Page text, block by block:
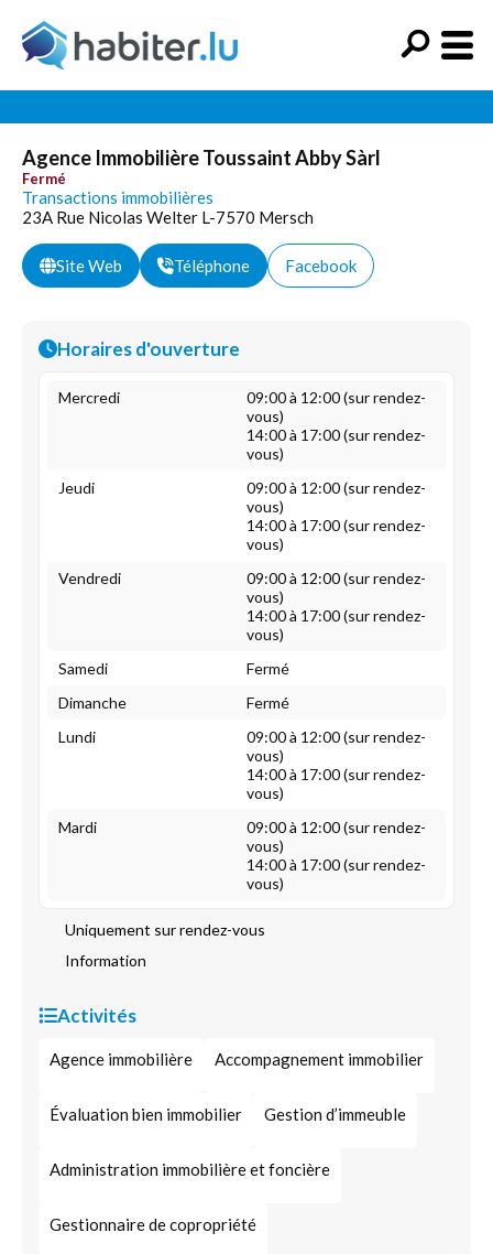
Agence Immobilière Toussaint Abby Sàrl
Fermé
Transactions immobilières
23A Rue Nicolas Welter L-7570 Mersch
Site Web Téléphone Facebook
Horaires d'ouverture
Mercredi
09:00 à 12:00 (sur rendez-
vous)
14:00 à 17:00 (sur rendez-
vous)
Jeudi
09:00 à 12:00 (sur rendez-
vous)
14:00 à 17:00 (sur rendez-
vous)
Vendredi
09:00 à 12:00 (sur rendez-
vous)
14:00 à 17:00 (sur rendez-
vous)
Samedi
Fermé
Dimanche
Fermé
Lundi
09:00 à 12:00 (sur rendez-
vous)
14:00 à 17:00 (sur rendez-
vous)
Mardi
09:00 à 12:00 (sur rendez-
vous)
14:00 à 17:00 (sur rendez-
vous)
Uniquement sur rendez-vous
Information
Activités
Agence immobilière Accompagnement immobilier
Évaluation bien immobilier Gestion d’immeuble
Administration immobilière et foncière
Gestionnaire de copropriété